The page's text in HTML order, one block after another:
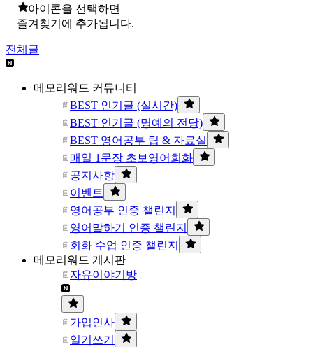
아이콘을 선택하면
즐겨찾기에 추가됩니다.
전체글
메모리워드 커뮤니티
BEST 인기글 (실시간)
BEST 인기글 (명예의 전당)
BEST 영어공부 팁 & 자료실
매일 1문장 초보영어회화
공지사항
이벤트
영어공부 인증 챌린지
영어말하기 인증 챌린지
회화 수업 인증 챌린지
메모리워드 게시판
자유이야기방
가입인사
일기쓰기